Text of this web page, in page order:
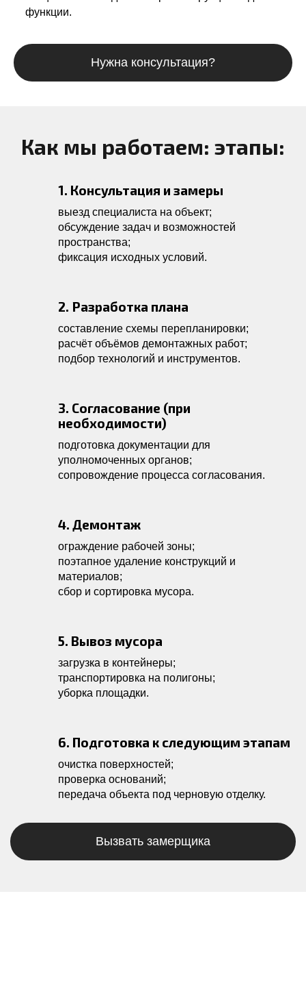
функции.
Нужна консультация?
Как мы работаем: этапы:
1. Консультация и замеры
выезд специалиста на объект;
обсуждение задач и возможностей
пространства;
фиксация исходных условий.
2. Разработка плана
составление схемы перепланировки;
расчёт объёмов демонтажных работ;
подбор технологий и инструментов.
3. Согласование (при
необходимости)
подготовка документации для
уполномоченных органов;
сопровождение процесса согласования.
4. Демонтаж
ограждение рабочей зоны;
поэтапное удаление конструкций и
материалов;
сбор и сортировка мусора.
5. Вывоз мусора
загрузка в контейнеры;
транспортировка на полигоны;
уборка площадки.
6. Подготовка к следующим этапам
очистка поверхностей;
проверка оснований;
передача объекта под черновую отделку.
Вызвать замерщика